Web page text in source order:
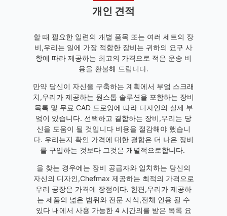
개인 견적
할 때 필요한 일련의 개별 품목 또는 여러 세트의 장
비,우리는 일에 가장 적합한 장비는 귀하의 요구 사
항에 따라 제공하는 최고의 가격으로 적은 운송 비
용을 환불해 드립니다.
만약 당신이 자신을 구축하는 계획에서 부엌 스크래
치,우리가 제공하는 원스톱 솔루션을 포함하는 장비
목록 및 무료 CAD 드로잉에 따라 디자인의 실제 부
엌이 있습니다. 선택하고 결합하는 장비,우리는 당
신을 도움이 될 것입니다 비용을 절감해야 했습니
다. 우리는지 확인 가격에 대한 결합은 더 나은 장비
를 구입하는 것보다 그것은 개별적으로합니다.
을 찾는 경우에는 장비 공급자와 일치하는 당신의
자신의 디자인,Chefmax 제공하는 최적의 가격으로
우리 공장은 가격에 장점이다. 한편,우리가 제공하
는 제품의 넓은 범위와 전문 지식,전체 인용 될 수
있다 내에서 사용 가능한 4 시간의를 받은 목록 요